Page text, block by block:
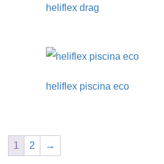
heliflex drag
heliflex piscina eco
1 2 →